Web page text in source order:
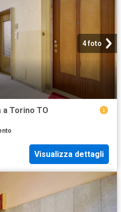
4 foto
Torino TO
Visualizza dettagli